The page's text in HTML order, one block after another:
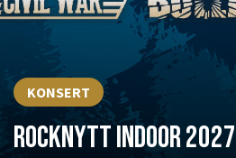
KONSERT
ROCKNYTT INDOOR 2027